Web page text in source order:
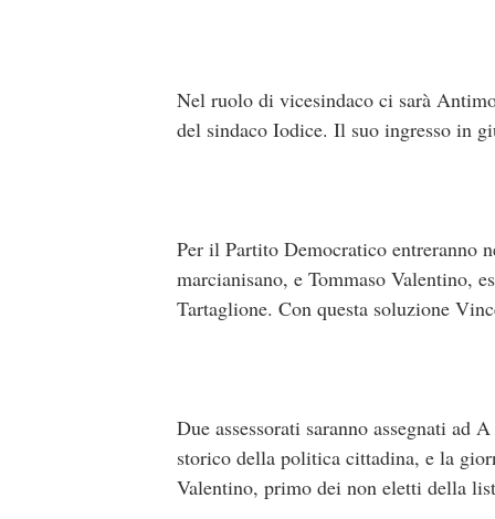
Nel ruolo di vicesindaco ci sarà
del sindaco Iodice. Il suo ingresso in
Per il Partito Democratico entreranno
marcianisano, e Tommaso Valentino,
Tartaglione. Con questa soluzione
Due assessorati saranno assegnati ad
storico della politica cittadina, e la
Valentino, primo dei non eletti della